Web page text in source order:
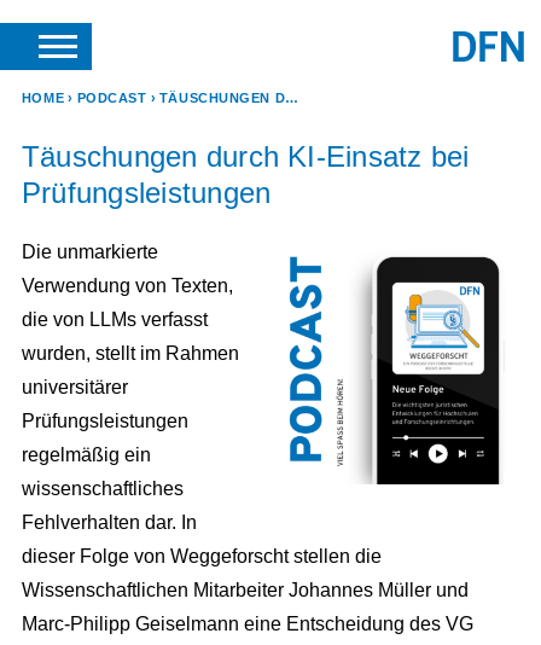
SUCHE ANFRAGEN & KONTAKT
HOME PODCAST TÄUSCHUNGEN DURCH KI-EINSATZ BEI PRÜFUNGSLEISTUNGEN
Täuschungen durch KI-Einsatz bei
Prüfungsleistungen
Die unmarkierte
Verwendung von Texten,
die von LLMs verfasst
wurden, stellt im Rahmen
universitärer
Prüfungsleistungen
regelmäßig ein
wissenschaftliches
Fehlverhalten dar. In
dieser Folge von Weggeforscht stellen die
Wissenschaftlichen Mitarbeiter Johannes Müller und
Marc-Philipp Geiselmann eine Entscheidung des VG